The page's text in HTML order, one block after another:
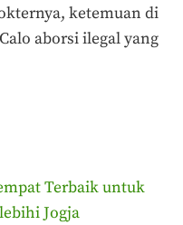
ketemuan di
aborsi ilegal yang
Terbaik untuk
Jogja